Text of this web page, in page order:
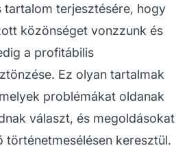
tartalom terjesztésére, hogy
közönséget vonzzunk és
a profitábilis
Ez olyan tartalmak
problémákat oldanak
választ, és megoldásokat
történetmesélésen keresztül.